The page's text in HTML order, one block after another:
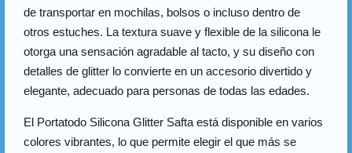
de transportar en mochilas, bolsos o incluso dentro de
otros estuches. La textura suave y flexible de la silicona le
otorga una sensación agradable al tacto, y su diseño con
detalles de glitter lo convierte en un accesorio divertido y
elegante, adecuado para personas de todas las edades.
El Portatodo Silicona Glitter Safta está disponible en varios
colores vibrantes, lo que permite elegir el que más se